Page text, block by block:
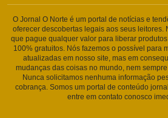
O Jornal O Norte é um portal de notícias e
oferecer descobertas legais aos seus leitores.
que pague qualquer valor para liberar
100% gratuitos. Nós fazemos o possível para
atualizadas em nosso site, mas em
mudanças das coisas no mundo, nem
Nunca solicitamos nenhuma informação
cobrança. Somos um portal de conteúdo
entre em contato conosco